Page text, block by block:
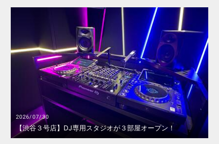
2026/07/30
【渋谷３号店】DJ専用スタジオが３部屋オープン！